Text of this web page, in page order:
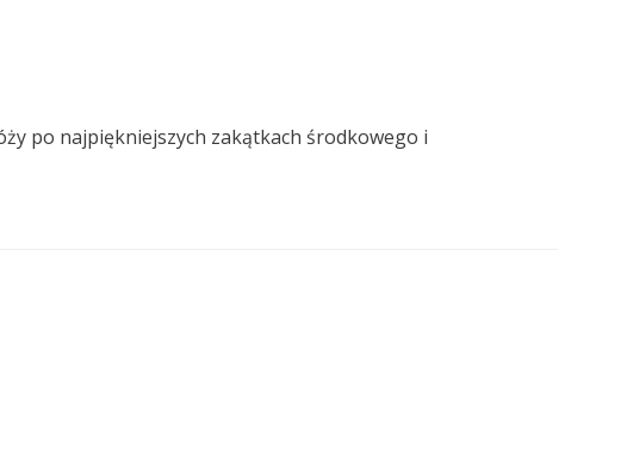
po najpiękniejszych zakątkach środkowego i